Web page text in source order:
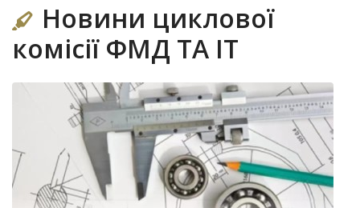
Новини циклової
комісії ФМД ТА ІТ